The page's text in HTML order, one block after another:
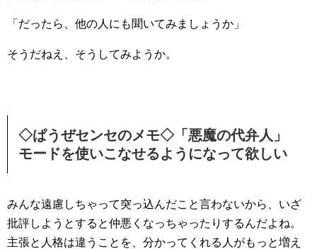
「だったら、他の人にも聞いてみましょうか」
そうだねえ、そうしてみようか。
◇ぱうぜセンセのメモ◇「悪魔の代弁人」
モードを使いこなせるようになって欲しい
みんな遠慮しちゃって突っ込んだこと言わないから、いざ
批評しようとすると仲悪くなっちゃったりするんだよね。
主張と人格は違うことを、分かってくれる人がもっと増え